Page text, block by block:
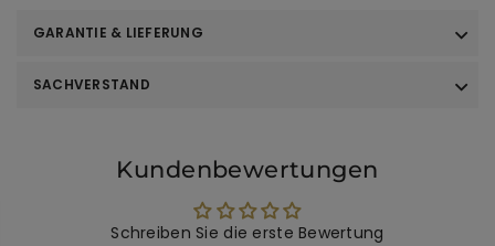
GARANTIE & LIEFERUNG
SACHVERSTAND
Kundenbewertungen
Schreiben Sie die erste Bewertung